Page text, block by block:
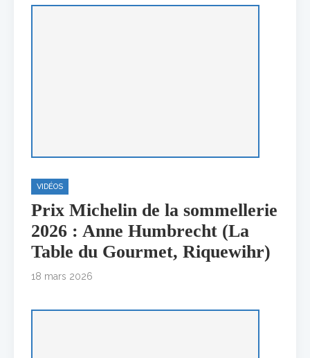
VIDÉOS
Prix Michelin de la sommellerie
2026 : Anne Humbrecht (La
Table du Gourmet, Riquewihr)
18 mars 2026